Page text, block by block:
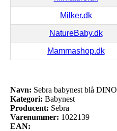
Milker.dk
NatureBaby.dk
Mammashop.dk
Navn: Sebra babynest blå DINO
Kategori: Babynest
Producent: Sebra
Varenummer: 1022139
EAN: